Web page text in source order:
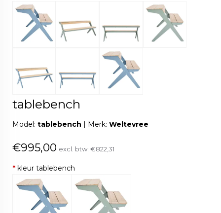
tablebench
Model: tablebench Merk: Weltevree
€995,00 excl. btw: €822,31
* kleur tablebench